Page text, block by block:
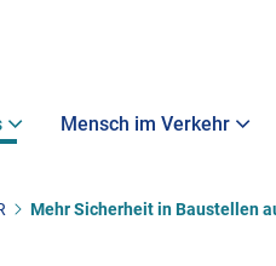
Mensch im Verkehr
Mehr Sicherheit in Baustellen